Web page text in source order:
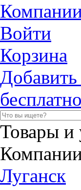
Войти
Корзина
бесплатно
Товары и
Луганск